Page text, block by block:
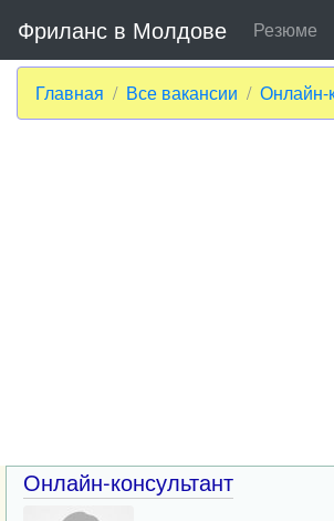
Фриланс в Молдове Резюме
Главная Все вакансии Онлайн-
Онлайн-консультант